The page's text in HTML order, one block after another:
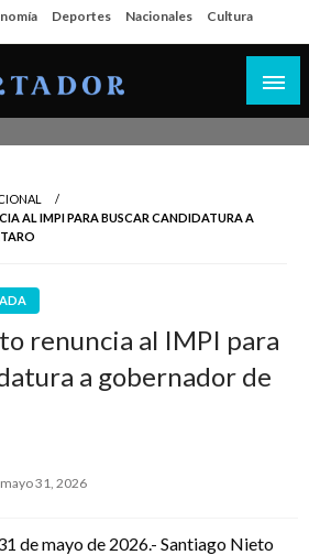
Deportes Nacionales Cultura
AL IMPI PARA BUSCAR CANDIDATURA A
renuncia al IMPI para
a gobernador de
Publicado
mayo 31, 2026
de mayo de 2026.- Santiago Nieto